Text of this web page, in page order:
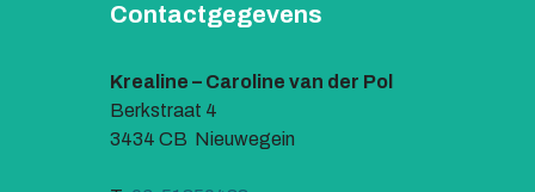
Contactgegevens
Krealine – Caroline van der Pol
Berkstraat 4
3434 CB Nieuwegein